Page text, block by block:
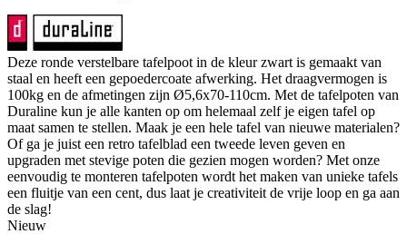
Deze ronde verstelbare tafelpoot in de kleur zwart is gemaakt van
staal en heeft een gepoedercoate afwerking. Het draagvermogen is
100kg en de afmetingen zijn Ø5,6x70-110cm. Met de tafelpoten van
Duraline kun je alle kanten op om helemaal zelf je eigen tafel op
maat samen te stellen. Maak je een hele tafel van nieuwe materialen?
Of ga je juist een retro tafelblad een tweede leven geven en
upgraden met stevige poten die gezien mogen worden? Met onze
eenvoudig te monteren tafelpoten wordt het maken van unieke tafels
een fluitje van een cent, dus laat je creativiteit de vrije loop en ga aan
de slag!
Nieuw